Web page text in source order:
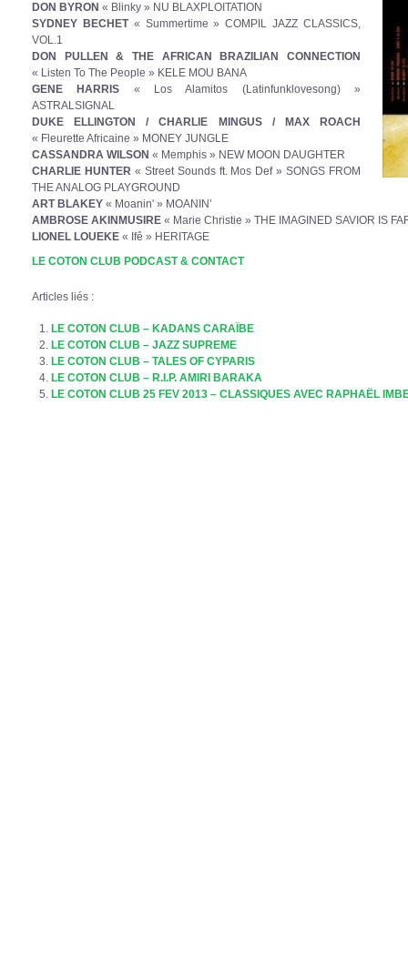
DON BYRON « Blinky » NU BLAXPLOITATION
SYDNEY BECHET« Summertime » COMPIL JAZZ CLASSICS,
VOL.1
DON PULLEN & THE AFRICAN BRAZILIAN CONNECTION
« Listen To The People » KELE MOU BANA
GENE HARRIS « Los Alamitos (Latinfunklovesong) »
ASTRALSIGNAL
DUKE ELLINGTON / CHARLIE MINGUS / MAX ROACH
« Fleurette Africaine » MONEY JUNGLE
CASSANDRA WILSON « Memphis » NEW MOON DAUGHTER
CHARLIE HUNTER « Street Sounds ft. Mos Def » SONGS FROM
THE ANALOG PLAYGROUND
ART BLAKEY « Moanin' » MOANIN’
AMBROSE AKINMUSIRE « Marie Christie » THE IMAGINED SAVIOR IS
LIONEL LOUEKE « Ifê » HERITAGE
LE COTON CLUB PODCAST & CONTACT
Articles liés :
LE COTON CLUB – KADANS CARAÏBE
LE COTON CLUB – JAZZ SUPREME
LE COTON CLUB – TALES OF CYPARIS
LE COTON CLUB – R.I.P. AMIRI BARAKA
LE COTON CLUB 25 FEV 2013 – CLASSIQUES AVEC RAPHAËL